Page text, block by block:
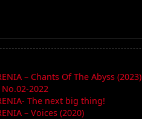
– Chants Of The Abyss (2023)
2022
The next big thing!
– Voices (2020)